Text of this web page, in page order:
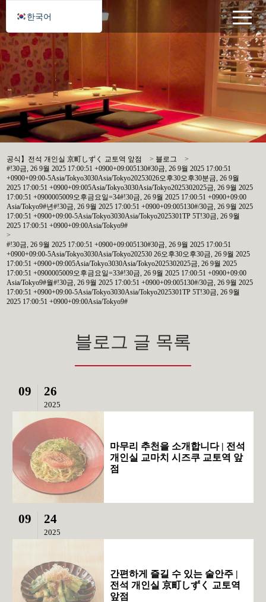
공식】전석 개인실 京町しずく 교토역 앞점 > 블로그
>
#!30금, 26 9월 2025 17:00:51 +0900+09:005130#30금, 26 9월 2025 17:00:51
+0900+09:00-5Asia/Tokyo3030Asia/Tokyo20253026오후30오후30분금, 26 9월
2025 17:00:51 +0900+09:005Asia/Tokyo3030Asia/Tokyo2025302025금, 26 9월 2025
17:00:51 +0900005009오후금요일=34#!30금, 26 9월 2025 17:00:51 +0900+09:00
Asia/Tokyo9#년#!30금, 26 9월 2025 17:00:51 +0900+09:005130#/30금, 26 9월 2025
17:00:51 +0900+09:00-5Asia/Tokyo3030Asia/Tokyo2025301TP 5T!30금, 26 9월
2025 17:00:51 +0900+09:00Asia/Tokyo9#
>
#!30금, 26 9월 2025 17:00:51 +0900+09:005130#30금, 26 9월 2025 17:00:51
+0900+09:00-5Asia/Tokyo3030Asia/Tokyo202530 26오후30오후30금, 26 9월 2025
17:00:51 +0900+09:005Asia/Tokyo3030Asia/Tokyo2025302025금, 26 9월 2025
17:00:51 +0900005009오후금요일=33#!30금, 26 9월 2025 17:00:51 +0900+09:00
Asia/Tokyo9#월#!30금, 26 9월 2025 17:00:51 +0900+09:005130#/30금, 26 9월 2025
17:00:51 +0900+09:00-5Asia/Tokyo3030Asia/Tokyo2025301TP 5T!30금, 26 9월
2025 17:00:51 +0900+09:00Asia/Tokyo9#
블로그 글 목록
09 26
2025
마무리 추천을 소개합니다 | 전석
개인실 교마치 시즈쿠 교토역 앞
점
09 24
2025
간편하게 즐길 수 있는 술안주 |
전석 개인실 京町しずく 교토역
앞점
한국어